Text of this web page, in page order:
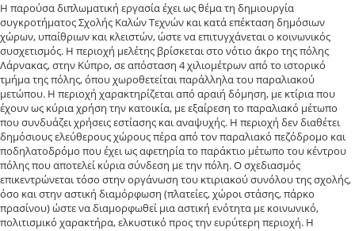
Η παρούσα διπλωματική εργασία έχει ως θέμα τη δημιουργία
συγκροτήματος Σχολής Καλών Τεχνών και κατά επέκταση δημόσιων
χώρων, υπαίθριων και κλειστών, ώστε να επιτυγχάνεται ο κοινωνικός
συσχετισμός. Η περιοχή μελέτης βρίσκεται στο νότιο άκρο της πόλης
Λάρνακας, στην Κύπρο, σε απόσταση 4 χιλιομέτρων από το ιστορικό
τμήμα της πόλης, όπου χωροθετείται παράλληλα του παραλιακού
μετώπου. Η περιοχή χαρακτηρίζεται από αραιή δόμηση, με κτίρια που
έχουν ως κύρια χρήση την κατοικία, με εξαίρεση το παραλιακό μέτωπο
που συνδυάζει χρήσεις εστίασης και αναψυχής. Η περιοχή δεν διαθέτει
δημόσιους ελεύθερους χώρους πέρα από τον παραλιακό πεζόδρομο και
ποδηλατοδρόμο που έχει ως αφετηρία το παράκτιο μέτωπο του κέντρου
πόλης που αποτελεί κύρια σύνδεση με την πόλη. Ο σχεδιασμός
επικεντρώνεται τόσο στην οργάνωση του κτιριακού συνόλου της σχολής,
όσο και στην αστική διαμόρφωση (πλατείες, χώροι στάσης, πάρκο
πρασίνου) ώστε να διαμορφωθεί μια αστική ενότητα με κοινωνικό,
πολιτισμικό χαρακτήρα, ελκυστικό προς την ευρύτερη περιοχή. Η